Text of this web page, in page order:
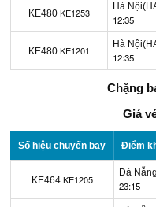
KE480KE1253 Hà
12:35
KE480KE1201 Hà
12:35
Chặng
Giá
Số hiệu chuyến bay Điểm
KE464KE1205
Đà
23:15